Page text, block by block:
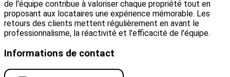
de l'équipe contribue à valoriser chaque propriété tout en
proposant aux locataires une expérience mémorable. Les
retours des clients mettent régulièrement en avant le
professionnalisme, la réactivité et l'efficacité de l'équipe.
Informations de contact